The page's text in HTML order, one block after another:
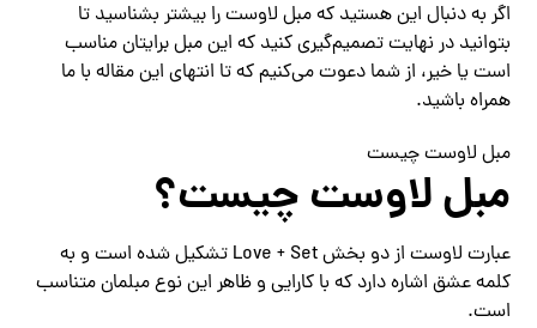
اگر به دنبال این هستید که مبل لاوست را بیشتر بشناسید تا
بتوانید در نهایت تصمیم‌گیری کنید که این مبل برایتان مناسب
است یا خیر، از شما دعوت می‌کنیم که تا انتهای این مقاله با ما
همراه باشید.
مبل لاوست چیست
مبل لاوست چیست؟
عبارت لاوست از دو بخش Love + Set تشکیل شده است و به
کلمه عشق اشاره دارد که با کارایی و ظاهر این نوع مبلمان متناسب
است.